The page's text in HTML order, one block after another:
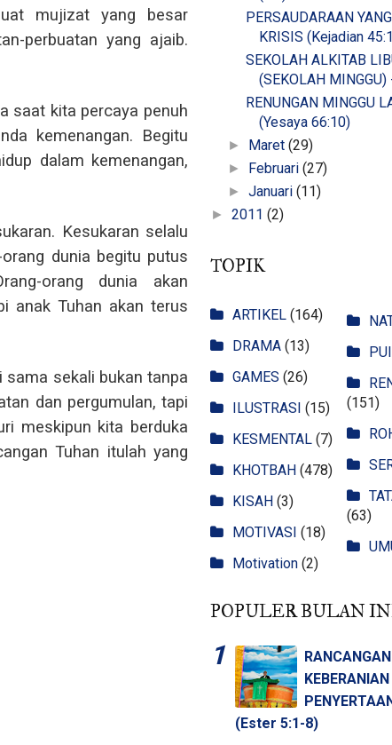
mujizat yang besar
perbuatan yang ajaib.
saat kita percaya penuh
kemenangan. Begitu
dalam kemenangan,
Kesukaran selalu
dunia begitu putus
orang dunia akan
anak Tuhan akan terus
sama sekali bukan tanpa
dan pergumulan, tapi
meskipun kita berduka
Tuhan itulah yang
PERSAUDARAAN
KRISIS (Kejadian
SEKOLAH ALKITAB
(SEKOLAH MINGGU)
RENUNGAN MINGGU
(Yesaya 66:10)
► Maret(29)
► Februari(27)
►Januari(11)
► 2011 (2)
TOPIK
ARTIKEL (164)
DRAMA (13)
GAMES (26)
ILUSTRASI (15)
KESMENTAL (7)
KHOTBAH (478)
KISAH (3)
MOTIVASI (18)
Motivation (2)
(151)
(63)
POPULER BULAN
(Ester 5:1-8)